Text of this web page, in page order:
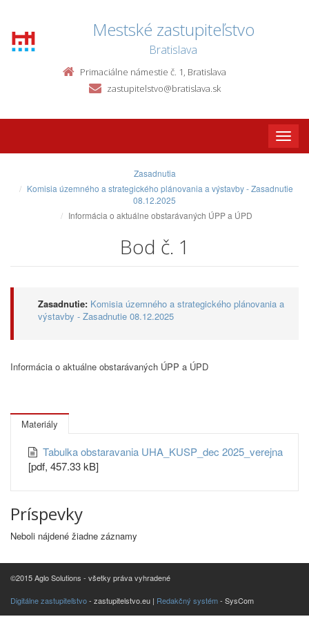
Mestské zastupiteľstvo
Bratislava
Primaciálne námestie č. 1, Bratislava
zastupitelstvo@bratislava.sk
Toggle
Zasadnutia
Komisia územného a strategického plánovania a výstavby - Zasadnutie
08.12.2025
Informácia o aktuálne obstarávaných ÚPP a ÚPD
Bod č. 1
Zasadnutie: Komisia územného a strategického plánovania a
výstavby - Zasadnutie 08.12.2025
Informácia o aktuálne obstarávaných ÚPP a ÚPD
Materiály
Tabulka obstaravania UHA_KUSP_dec 2025_verejna
[pdf, 457.33 kB]
Príspevky
Neboli nájdené žiadne záznamy
©2015 Aglo Solutions - všetky práva vyhradené
Digitálne zastupiteľstvo- zastupitelstvo.eu | Redakčný systém- SysCom